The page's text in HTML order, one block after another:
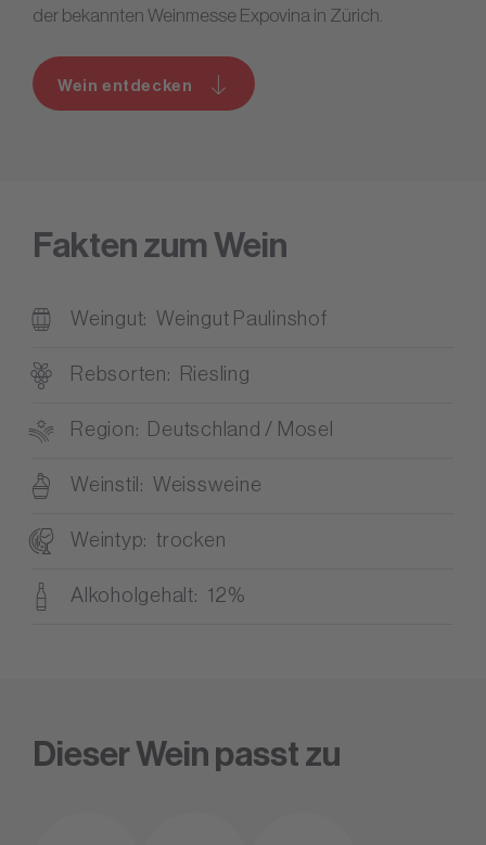
der bekannten Weinmesse Expovina in Zürich.
Wein entdecken
Fakten zum Wein
Weingut Weingut Paulinshof
Rebsorten Riesling
Region Deutschland / Mosel
Weinstil Weissweine
Weintyp trocken
Alkoholgehalt 12%
Dieser Wein passt zu